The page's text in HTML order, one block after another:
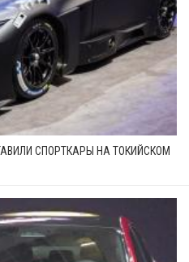
СПОРТКАРЫ НА ТОКИЙСКОМ